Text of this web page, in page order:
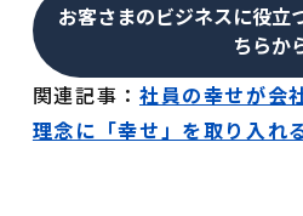
お客さまのビジネスに役立
ちらか
関連記事： 社員の幸せが会
理念に「幸せ」を取り入れ